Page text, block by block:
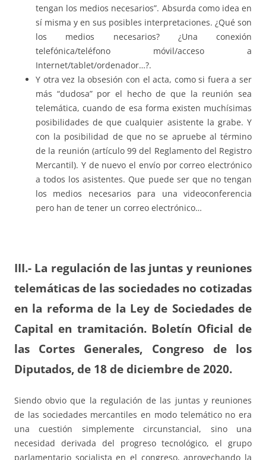
tengan los medios necesarios”. Absurda como idea en
sí misma y en sus posibles interpretaciones. ¿Qué son
los medios necesarios? ¿Una conexión
telefónica/teléfono móvil/acceso a
Internet/tablet/ordenador…?.
Y otra vez la obsesión con el acta, como si fuera a ser
más “dudosa” por el hecho de que la reunión sea
telemática, cuando de esa forma existen muchísimas
posibilidades de que cualquier asistente la grabe. Y
con la posibilidad de que no se apruebe al término
de la reunión (artículo 99 del Reglamento del Registro
Mercantil). Y de nuevo el envío por correo electrónico
a todos los asistentes. Que puede ser que no tengan
los medios necesarios para una videoconferencia
pero han de tener un correo electrónico…
III.- La regulación de las juntas y reuniones
telemáticas de las sociedades no cotizadas
en la reforma de la Ley de Sociedades de
Capital en tramitación. Boletín Oficial de
las Cortes Generales, Congreso de los
Diputados, de 18 de diciembre de 2020.
Siendo obvio que la regulación de las juntas y reuniones
de las sociedades mercantiles en modo telemático no era
una cuestión simplemente circunstancial, sino una
necesidad derivada del progreso tecnológico, el grupo
parlamentario socialista en el congreso, aprovechando la